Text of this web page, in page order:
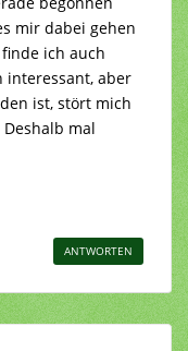
mir dabei gehen
ich auch
interessant, aber
ist, stört mich
mal
ANTWORTEN